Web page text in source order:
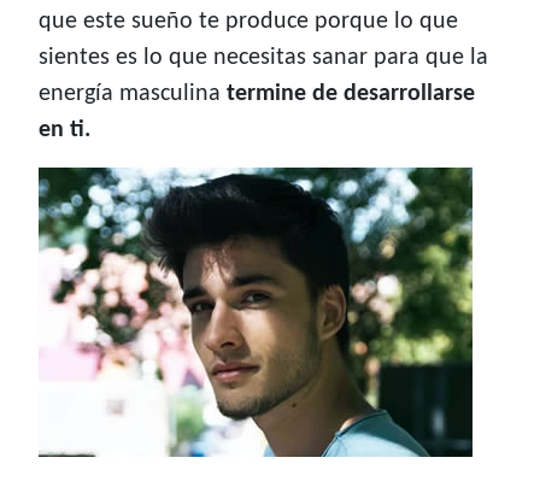
que este sueño te produce porque lo que
sientes es lo que necesitas sanar para que la
energía masculina termine de desarrollarse
en ti.